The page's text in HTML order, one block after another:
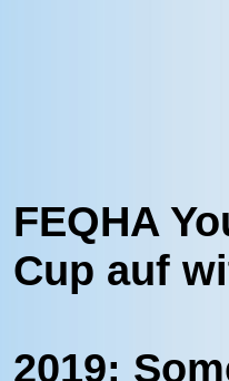
FEQHA
Cup auf
2019: